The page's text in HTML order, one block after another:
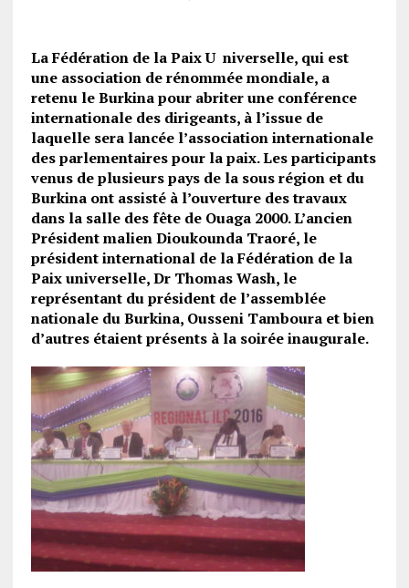
La Fédération de la Paix U niverselle, qui est
une association de rénommée mondiale, a
retenu le Burkina pour abriter une conférence
internationale des dirigeants, à l’issue de
laquelle sera lancée l’association internationale
des parlementaires pour la paix. Les participants
venus de plusieurs pays de la sous région et du
Burkina ont assisté à l’ouverture des travaux
dans la salle des fête de Ouaga 2000. L’ancien
Président malien Dioukounda Traoré, le
président international de la Fédération de la
Paix universelle, Dr Thomas Wash, le
représentant du président de l’assemblée
nationale du Burkina, Ousseni Tamboura et bien
d’autres étaient présents à la soirée inaugurale.